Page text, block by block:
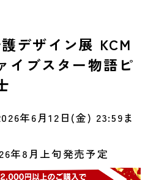
デザイン展 KCM
イブスター物語ピ
年6月12日(金) 23:59ま
年8月上旬発売予定